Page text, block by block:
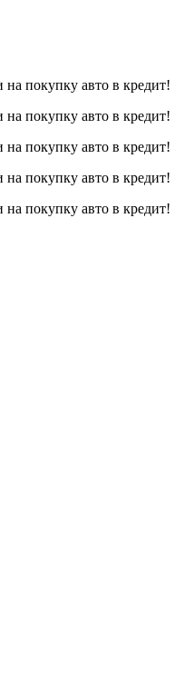
покупку авто в кредит!
покупку авто в кредит!
покупку авто в кредит!
покупку авто в кредит!
покупку авто в кредит!